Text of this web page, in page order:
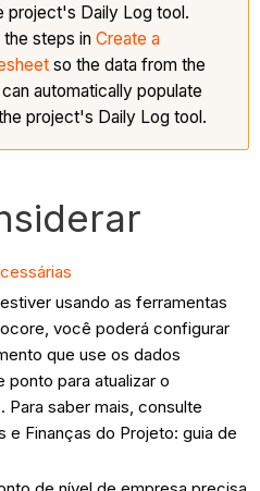
Daily Log tool.
the steps inCreate a
so the data from the
automatically populate
project's Daily Log tool.
usando as ferramentas
você poderá configurar
que use os dados
ponto para atualizar o
saber mais, consulte
e Finanças do Projeto: guia de